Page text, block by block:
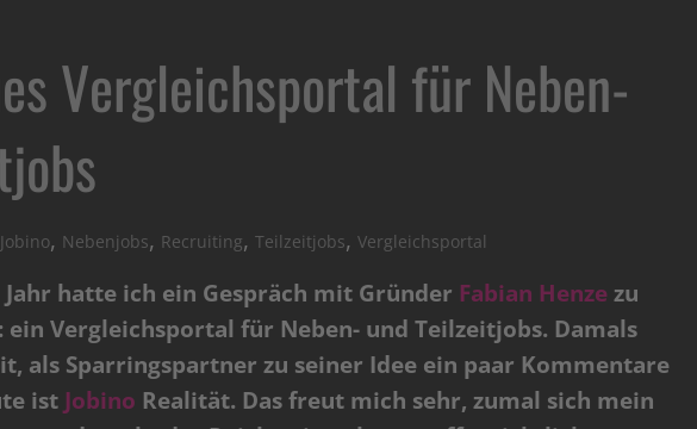
Vergleichsportal für Neben-
Jobino, Nebenjobs, Recruiting, Teilzeitjobs, Vergleichsportal
hatte ich ein Gespräch mit Gründer Fabian Henzezu
ein Vergleichsportal für Neben- und Teilzeitjobs. Damals
als Sparringspartner zu seiner Idee ein paar Kommentare
ist Jobino Realität. Das freut mich sehr, zumal sich mein